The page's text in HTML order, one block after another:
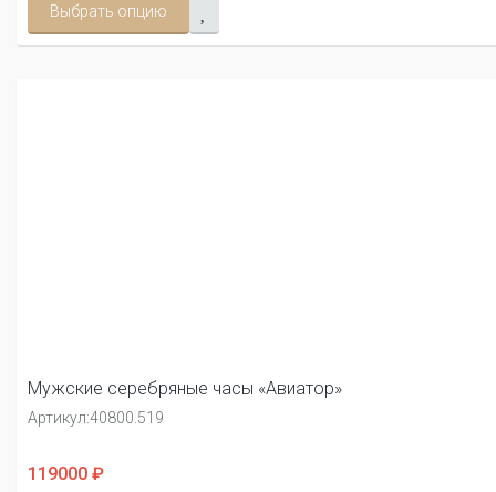
Выбрать опцию
Мужские серебряные часы «Авиатор»
Артикул:40800.519
119000 ₽